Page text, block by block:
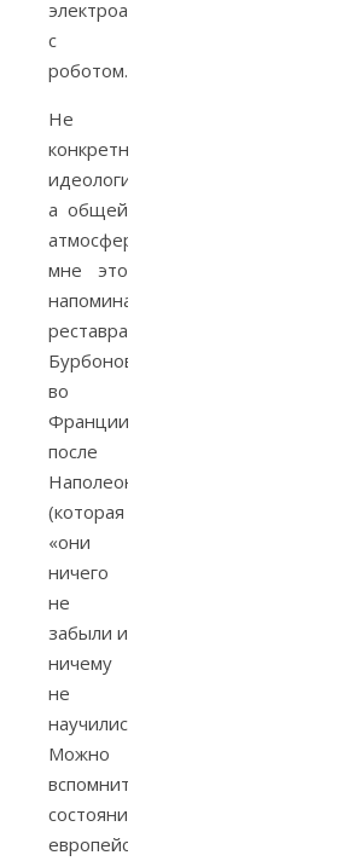
электроавиетках
с
роботом.
Не
конкретной
идеологией,
а общей
атмосферой
мне это
напоминает
реставрацию
Бурбонов
во
Франции
после
Наполеона
(которая
«они
ничего
не
забыли и
ничему
не
научились»).
Можно
вспомнить
состояние
европейских